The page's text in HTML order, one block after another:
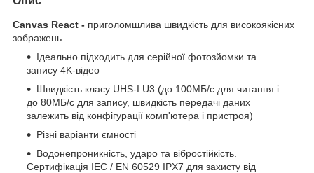
Canvas React - приголомшлива швидкість для високоякісних
зображень
Ідеально підходить для серійної фотозйомки та
запису 4K-відео
Швидкість класу UHS-I U3 (до 100МБ/с для читання і
до 80МБ/с для запису, швидкість передачі даних
залежить від конфігурації комп'ютера і пристроя)
Різні варіанти ємності
Водонепроникність, ударо та вібростійкість.
Сертифікація IEC / EN 60529 IPX7 для захисту від